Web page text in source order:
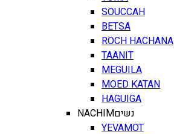
SOUCCAH
BETSA
ROCH HACHANA
TAANIT
MEGUILA
MOED KATAN
HAGUIGA
NACHIMנשים
YEVAMOT